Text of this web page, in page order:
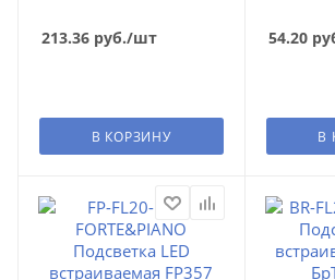
213.36 руб./шт
В КОРЗИНУ
54.20
В